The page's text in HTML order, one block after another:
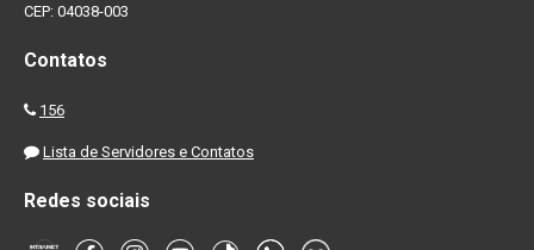
CEP: 04038-003
Contatos
156
Lista de Servidores e Contatos
Redes sociais